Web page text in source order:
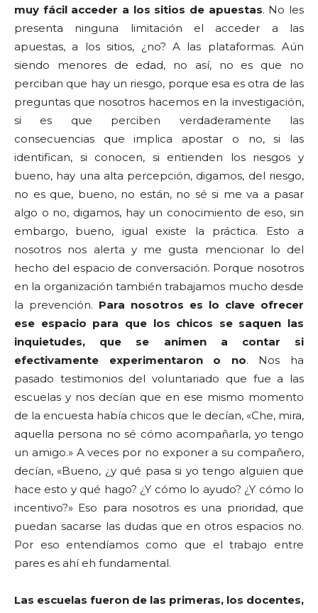
muy fácil acceder a los sitios de apuestas. No les
presenta ninguna limitación el acceder a las
apuestas, a los sitios, ¿no? A las plataformas. Aún
siendo menores de edad, no así, no es que no
perciban que hay un riesgo, porque esa es otra de las
preguntas que nosotros hacemos en la investigación,
si es que perciben verdaderamente las
consecuencias que implica apostar o no, si las
identifican, si conocen, si entienden los riesgos y
bueno, hay una alta percepción, digamos, del riesgo,
no es que, bueno, no están, no sé si me va a pasar
algo o no, digamos, hay un conocimiento de eso, sin
embargo, bueno, igual existe la práctica. Esto a
nosotros nos alerta y me gusta mencionar lo del
hecho del espacio de conversación. Porque nosotros
en la organización también trabajamos mucho desde
la prevención. Para nosotros es lo clave ofrecer
ese espacio para que los chicos se saquen las
inquietudes, que se animen a contar si
efectivamente experimentaron o no. Nos ha
pasado testimonios del voluntariado que fue a las
escuelas y nos decían que en ese mismo momento
de la encuesta había chicos que le decían, «Che, mira,
aquella persona no sé cómo acompañarla, yo tengo
un amigo.» A veces por no exponer a su compañero,
decían, «Bueno, ¿y qué pasa si yo tengo alguien que
hace esto y qué hago? ¿Y cómo lo ayudo? ¿Y cómo lo
incentivo?» Eso para nosotros es una prioridad, que
puedan sacarse las dudas que en otros espacios no.
Por eso entendíamos como que el trabajo entre
pares es ahí eh fundamental.
Las escuelas fueron de las primeras, los docentes,